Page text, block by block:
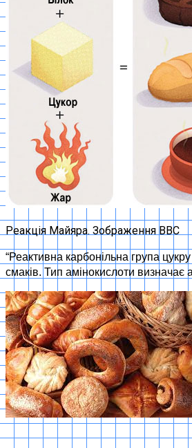
Реакція Майяра. Зображення BBC
“Реактивна карбонільна група
смаків. Тип амінокислоти визначає